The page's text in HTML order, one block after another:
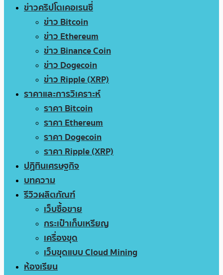
ข่าวคริปโตเคอเรนซี่
ข่าว Bitcoin
ข่าว Ethereum
ข่าว Binance Coin
ข่าว Dogecoin
ข่าว Ripple (XRP)
ราคาและการวิเคราะห์
ราคา Bitcoin
ราคา Ethereum
ราคา Dogecoin
ราคา Ripple (XRP)
ปฏิทินเศรษฐกิจ
บทความ
รีวิวผลิตภัณฑ์
เว็บซื้อขาย
กระเป๋าเก็บเหรียญ
เครื่องขุด
เว็บขุดแบบ Cloud Mining
ห้องเรียน